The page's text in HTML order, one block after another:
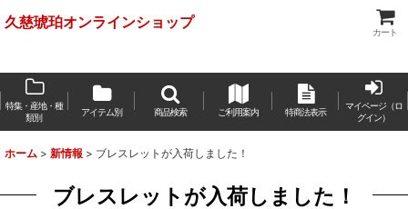
久慈琥珀オンラインショップ
カート
特集・産地・種
類別
アイテム別 商品検索 ご利用案内 特商法表示
マイページ（ロ
グイン）
ホーム > 新情報 > ブレスレットが入荷しました！
ブレスレットが入荷しました！